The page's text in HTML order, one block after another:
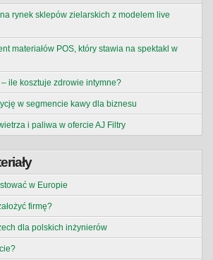
rynek sklepów zielarskich z modelem live
materiałów POS, który stawia na spektakl w
ile kosztuje zdrowie intymne?
w segmencie kawy dla biznesu
i paliwa w ofercie AJ Filtry
w Europie
firmę?
dla polskich inżynierów